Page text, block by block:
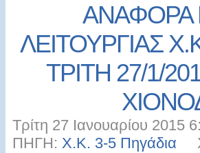
ΑΝΑΦΟΡΑ
ΛΕΙΤΟΥΡΓΙΑΣ
ΤΡΙΤΗ 27/1/
Τρίτη 27 Ιανουαρίου 2015
ΠΗΓΗ: Χ.Κ. 3-5 Πηγάδια